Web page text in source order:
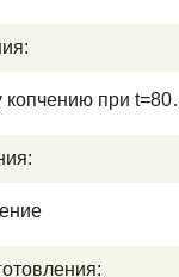
копчению при